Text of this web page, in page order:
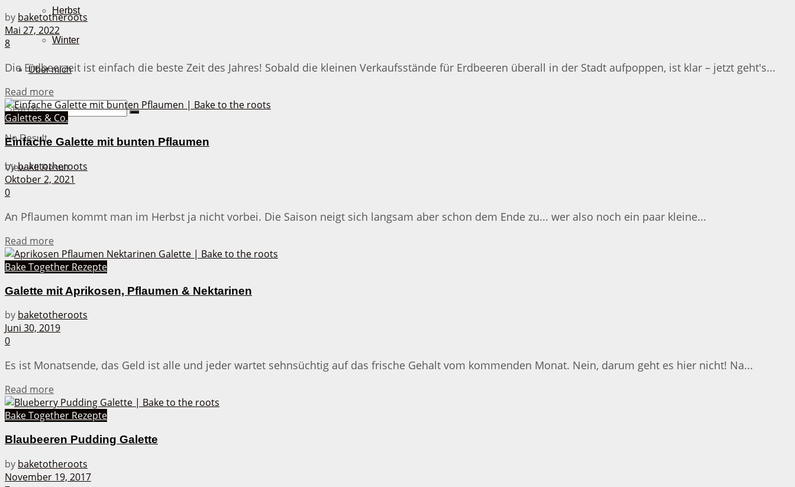
Herbst
Winter
Über mich
No Result
View All Result
by baketotheroots
Mai 27, 2022
8
Die Erdbeerzeit ist einfach die beste Zeit des Jahres! Sobald die kleinen Verkaufsstände für Erdbeeren überall in der Stadt aufpoppen, ist klar – jetzt geht's...
Read more
Galettes & Co.
Einfache Galette mit bunten Pflaumen
bybaketotheroots
Oktober 2, 2021
0
An Pflaumen kommt man im Herbst ja nicht vorbei. Die Saison neigt sich langsam aber schon dem Ende zu... wer also noch ein paar kleine...
Read more
Bake Together Rezepte
Galette mit Aprikosen, Pflaumen & Nektarinen
by baketotheroots
Juni 30, 2019
0
Es ist Monatsende, das Geld ist alle und jeder wartet sehnsüchtig auf das frische Gehalt vom kommenden Monat. Nein, darum geht es hier nicht! Na...
Read more
Bake Together Rezepte
Blaubeeren Pudding Galette
by baketotheroots
November 19, 2017